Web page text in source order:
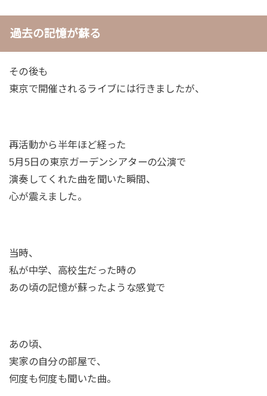
過去の記憶が蘇る
その後も
東京で開催されるライブには行きましたが、
再活動から半年ほど経った
5月5日の東京ガーデンシアターの公演で
演奏してくれた曲を聞いた瞬間、
心が震えました。
当時、
私が中学、高校生だった時の
あの頃の記憶が蘇ったような感覚で
あの頃、
実家の自分の部屋で、
何度も何度も聞いた曲。